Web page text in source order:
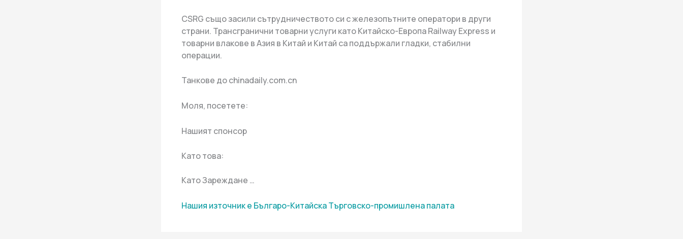
CSRG също засили сътрудничеството си с железопътните оператори в други
страни. Трансгранични товарни услуги като Китайско-Европа Railway Express и
товарни влакове в Азия в Китай и Китай са поддържали гладки, стабилни
операции.
Танкове до chinadaily.com.cn
Моля, посетете:
Нашият спонсор
Като това:
Като Зареждане …
Нашия източник е Българо-Китайска Търговско-промишлена палaта